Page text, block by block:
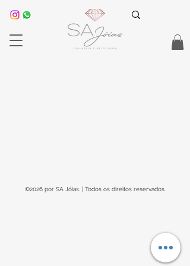
©2026 por SA Jóias. | Todos os direitos reservados.